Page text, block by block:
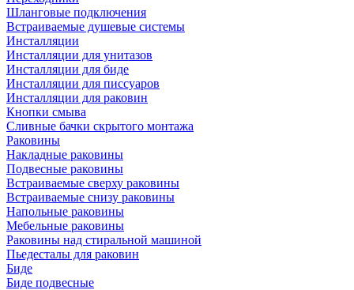
Шланговые подключения
Встраиваемые душевые системы
Инсталляции
Инсталляции для унитазов
Инсталляции для биде
Инсталляции для писсуаров
Инсталляции для раковин
Кнопки смыва
Сливные бачки скрытого монтажа
Раковины
Накладные раковины
Подвесные раковины
Встраиваемые сверху раковины
Встраиваемые снизу раковины
Напольные раковины
Мебельные раковины
Раковины над стиральной машиной
Пьедесталы для раковин
Биде
Биде подвесные